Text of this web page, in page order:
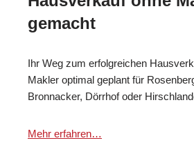
gemacht
Ihr Weg zum erfolgreichen
Makler optimal geplant für
Bronnacker, Dörrhof oder
Mehr erfahren…